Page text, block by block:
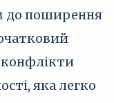
до поширення
конфлікти
яка легко